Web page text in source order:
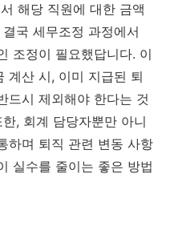
해당 직원에 대한 금액
국 세무조정 과정에서
조정이 필요했답니다. 이
계산 시, 이미 지급된 퇴
드시 제외해야 한다는 것
, 회계 담당자뿐만 아니
하며 퇴직 관련 변동 사항
실수를 줄이는 좋은 방법